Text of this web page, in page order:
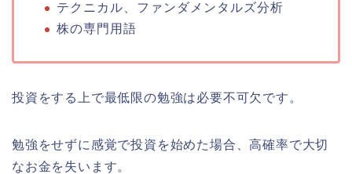
テクニカル、ファンダメンタルズ分析
株の専門用語
投資をする上で最低限の勉強は必要不可欠です。
勉強をせずに感覚で投資を始めた場合、高確率で大切
なお金を失います。